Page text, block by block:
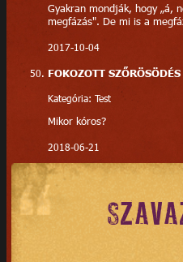
Gyakran mondják, hogy „á,
megfázás". De mi is a
2017-10-04
FOKOZOTT SZŐRÖSÖDÉS
Kategória: Test
Mikor kóros?
2018-06-21